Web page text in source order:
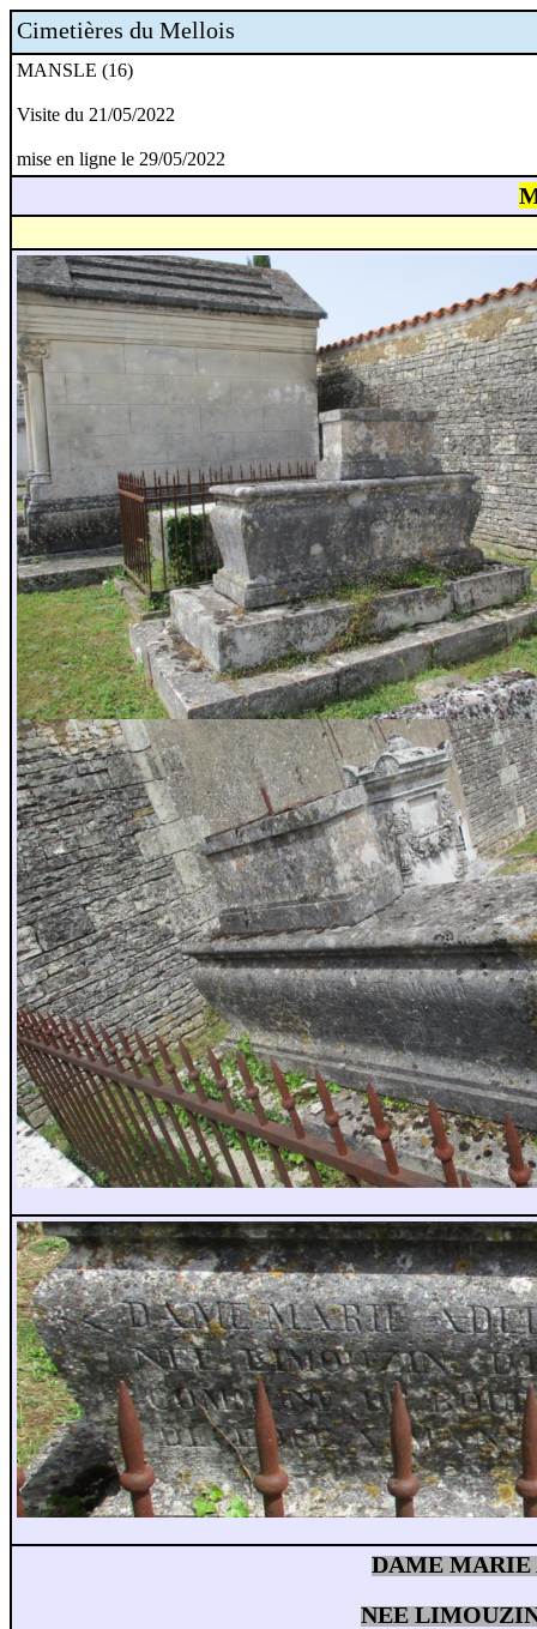
Cimetières du Mellois
MANSLE (16)
Visite du 21/05/2022
mise en ligne le 29/05/2022
DAME MARIE
NEE